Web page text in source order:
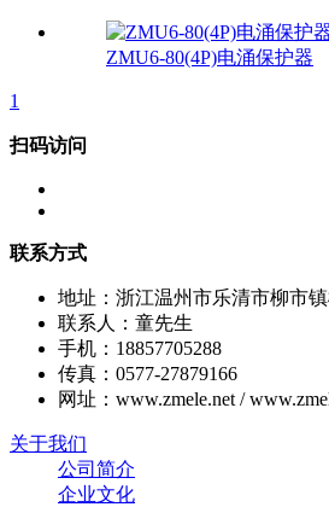
ZMU6-80(4P)电涌保护器
1
扫码访问
联系方式
地址：浙江温州市乐清市柳市
联系人：童先生
手机：18857705288
传真：0577-27879166
网址：www.zmele.net /
关于我们
公司简介
企业文化